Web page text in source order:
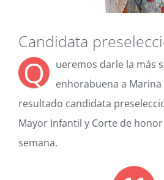
Carrito
Mi cuenta
Candidata
Q
ueremos darle la más
enhorabuena a
resultado candidata
Mayor Infantil y Corte de
semana.